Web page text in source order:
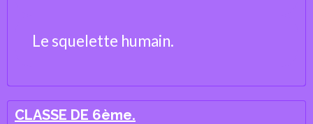
Le squelette humain.
CLASSE DE 6ème.